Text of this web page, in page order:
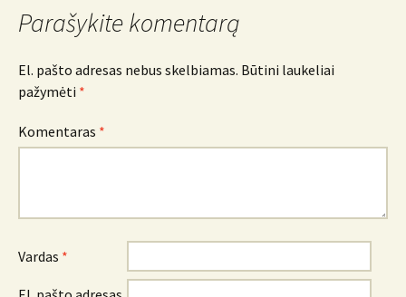
Parašykite komentarą
El. pašto adresas nebus skelbiamas. Būtini laukeliai
pažymėti *
Komentaras *
Vardas *